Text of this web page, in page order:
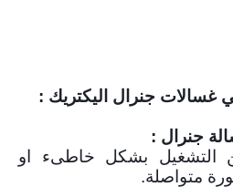
غسالات جنرال اليكتريك :
التشغيل بشكل خاطىء او
متواصلة.